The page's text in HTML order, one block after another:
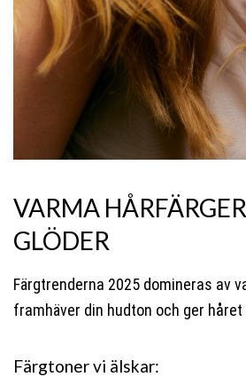
VARMA
GLÖDER
Färgtrenderna 2025 domineras av
framhäver din hudton och ger
Färgtoner vi älskar: